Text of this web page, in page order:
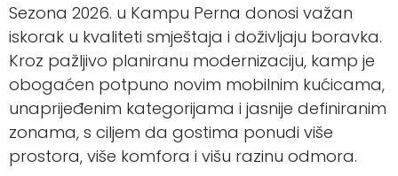
REZERVIRAJ
POŠALJI UPIT
Sezona 2026. u Kampu Perna donosi važan
iskorak u kvaliteti smještaja i doživljaju boravka.
Kroz pažljivo planiranu modernizaciju, kamp je
obogaćen potpuno novim mobilnim kućicama,
unaprijeđenim kategorijama i jasnije definiranim
zonama, s ciljem da gostima ponudi više
prostora, više komfora i višu razinu odmora.